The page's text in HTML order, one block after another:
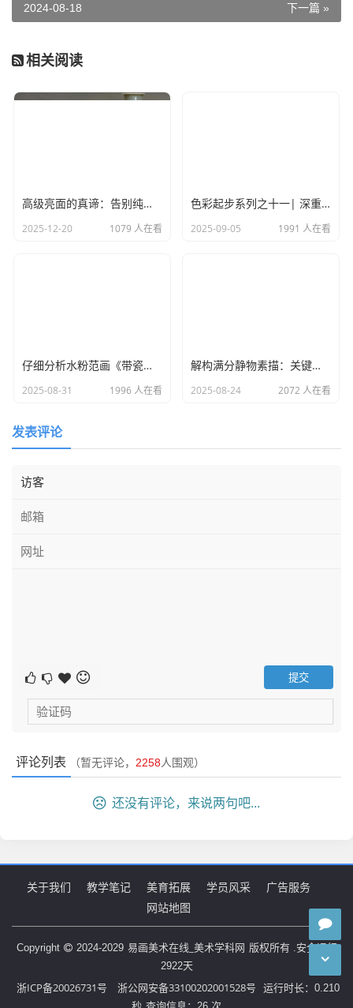
情感相符合。在绘画过程中，要注意物体的色彩与
变化。
体的形状和质感来选择不同的笔触和笔法。要注意
验，才能逐渐掌握技巧，画出更加优秀的作品。
下一篇 »
2024-08-18
相关阅读
高级亮面的真谛：告别纯白依赖
2025-12-20 1079 人在看
色彩起步系列之十一| 深重色与明亮色的过渡
2025-09-05 1991 人在看
仔细分析水粉范画《带瓷瓶的静物》
2025-08-31 1996 人在看
解构满分静物素描：关键要素与创作逻辑
2025-08-24 2072 人在看
发表评论
评论列表 （暂无评论， 2258人围观）
还没有评论，来说两句吧...
关于我们 教学笔记 美育拓展 学员风采
广告服务
网站地图
Copyright 2024-2029 易画美术在线_美术学科网 版权所有 .安全运行
2922天
浙ICP备20026731号 浙公网安备33100202001528号
运行时长：0.210